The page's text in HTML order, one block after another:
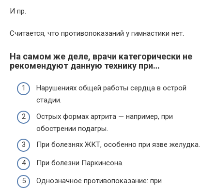
И пр.
Считается, что противопоказаний у гимнастики нет.
На самом же деле, врачи категорически не
рекомендуют данную технику при…
Нарушениях общей работы сердца в острой
стадии.
Острых формах артрита — например, при
обострении подагры.
При болезнях ЖКТ, особенно при язве желудка.
При болезни Паркинсона.
Однозначное противопоказание: при